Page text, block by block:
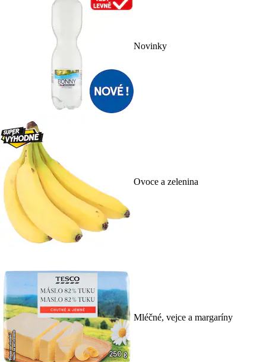
Novinky
Ovoce a zelenina
Mléčné, vejce a margaríny